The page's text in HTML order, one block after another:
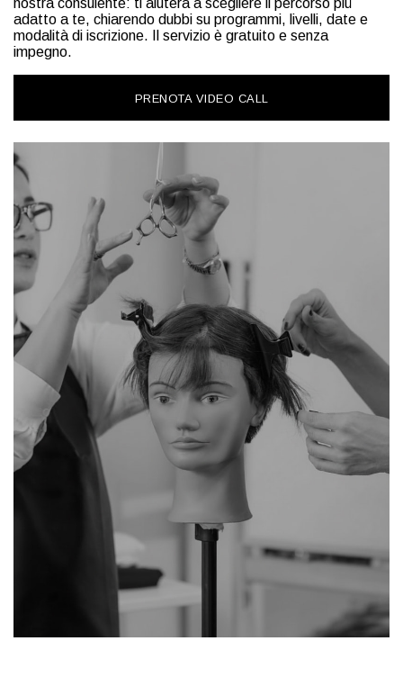
adatto a te, chiarendo dubbi su programmi, livelli, date e
modalità di iscrizione. Il servizio è gratuito e senza
impegno.
PRENOTA VIDEO CALL